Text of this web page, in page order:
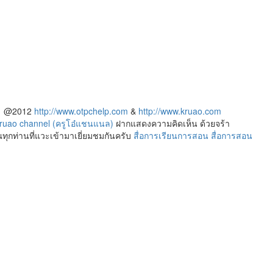
@2012 http://www.otpchelp.com & http://www.kruao.com
channel (ครูโอ๋แชนแนล) ฝากแสดงความคิดเห็น ด้วยจร้า
กท่านที่แวะเข้ามาเยี่ยมชมกันครับ สื่อการเรียนการสอน สื่อการสอน